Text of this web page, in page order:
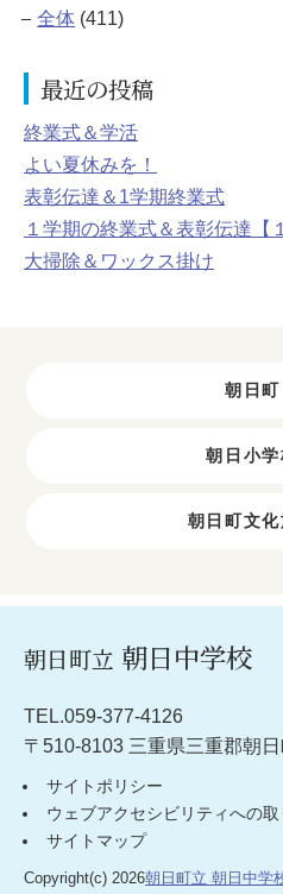
全体 (411)
最近の投稿
終業式＆学活
よい夏休みを！
表彰伝達＆1学期終業式
１学期の終業式＆表彰伝達【
大掃除＆ワックス掛け
朝日町
朝日小学
朝日町文化
朝日町立 朝日中学校
TEL.059-377-4126
〒510-8103 三重県三重郡朝
サイトポリシー
ウェブアクセシビリティへの取
サイトマップ
Copyright(c) 2026朝日町立 朝日中学